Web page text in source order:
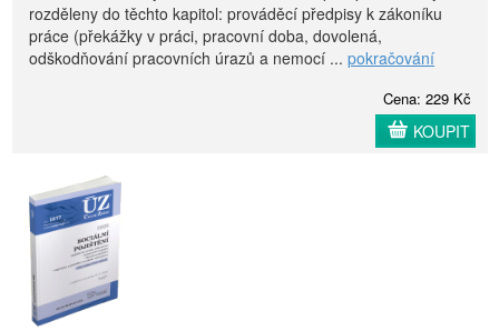
rozděleny do těchto kapitol: prováděcí předpisy k zákoníku
práce (překážky v práci, pracovní doba, dovolená,
odškodňování pracovních úrazů a nemocí ... pokračování
Cena: 229 Kč
KOUPIT